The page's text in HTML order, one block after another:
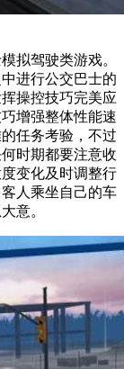
驾驶类游戏。
进行公交巴士的
操控技巧完美应
增强整体性能速
任务考验，不过
时期都要注意收
变化及时调整行
人乘坐自己的车
意。